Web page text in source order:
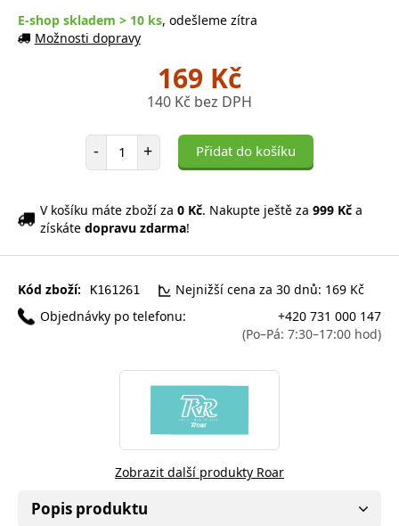
E-shop skladem > 10 ks, odešleme zítra
Možnosti dopravy
169 Kč
140 Kč bez DPH
- Počet položek
+ Přidat do košíku
V košíku máte zboží za 0 Kč. Nakupte ještě za 999 Kč a
získáte dopravu zdarma!
Kód zboží: K161261
Nejnižší cena za 30 dnů: 169 Kč
Objednávky po telefonu:
+420 731 000 147
(Po–Pá: 7:30–17:00 hod)
Zobrazit další produkty Roar
Popis produktu